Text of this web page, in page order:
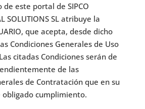
de este portal de SIPCO
SOLUTIONS SL atribuye la
que acepta, desde dicho
Condiciones Generales de Uso
citadas Condiciones serán de
de las
de Contratación que en su
obligado cumplimiento.